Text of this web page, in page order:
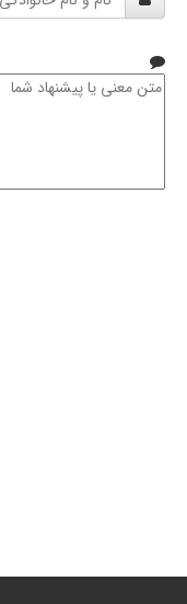
و
متن